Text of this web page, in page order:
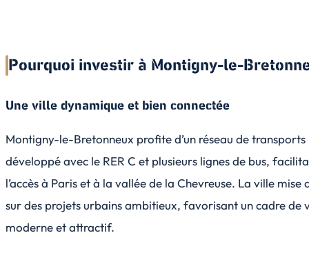
Pourquoi investir à Montigny-le-
Une ville dynamique et bien connectée
Montigny-le-Bretonneux profite d’un réseau de transports
développé avec le RER C et plusieurs lignes de bus,
l’accès à Paris et à la vallée de la Chevreuse. La ville mise
sur des projets urbains ambitieux, favorisant un cadre de
moderne et attractif.